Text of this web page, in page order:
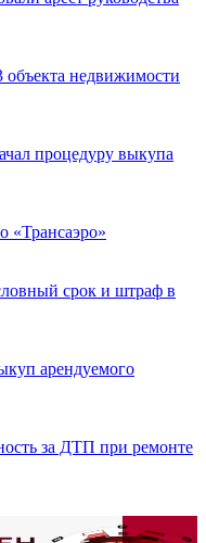
объекта недвижимости
процедуру выкупа
«Трансаэро»
срок и штраф в
арендуемого
за ДТП при ремонте